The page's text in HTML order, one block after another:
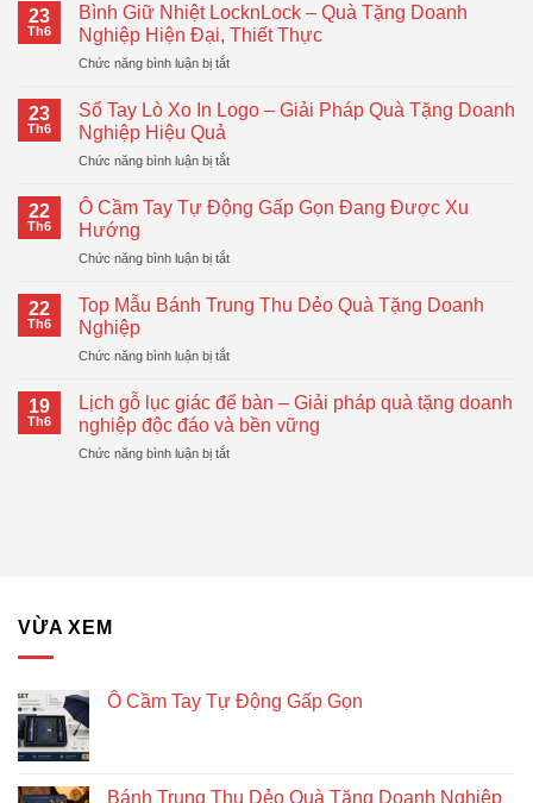
23
Th6
Bình Giữ Nhiệt LocknLock – Quà Tặng Doanh
Nghiệp Hiện Đại, Thiết Thực
Chức năng bình luận bị tắtở
Nhiệt
–
Tặng
Hiện
Thiết
23
Th6
Sổ Tay Lò Xo In Logo – Giải Pháp Quà Tặng Doanh
Nghiệp Hiệu Quả
Chức năng bình luận bị tắtở
Tay
In
–
Quà
Doanh
Nghiệp
Quả
22
Th6
Ô Cầm Tay Tự Động Gấp Gọn Đang Được Xu
Hướng
Chức năng bình luận bị tắtở
Tay
Động
Gọn
Đang
Xu
22
Th6
Top Mẫu Bánh Trung Thu Dẻo Quà Tặng Doanh
Nghiệp
Chức năng bình luận bị tắtở
Mẫu
Bánh
Trung
Thu
19
Th6
Lịch gỗ lục giác để bàn – Giải pháp quà tặng doanh
nghiệp độc đáo và bền vững
Chức năng bình luận bị tắtở
doanh
nghiệp
bền
VỪA XEM
Ô Cầm Tay Tự Động Gấp Gọn
Bánh Trung Thu Dẻo Quà Tặng Doanh Nghiệp